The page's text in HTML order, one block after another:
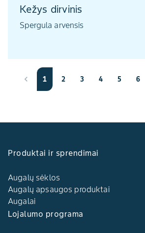
Kežys dirvinis
Spergula arvensis
1 2 3 4 5 6
Produktai ir sprendimai
Augalų sėklos
Augalų apsaugos produktai
Augalai
Lojalumo programa